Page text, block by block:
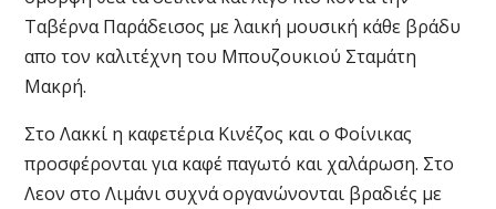
Ταβέρνα Παράδεισος με λαική μουσική κάθε βράδυ
απο τον καλιτέχνη του Μπουζουκιού Σταμάτη
Μακρή.
Στο Λακκί η καφετέρια Κινέζος και ο Φοίνικας
προσφέρονται για καφέ παγωτό και χαλάρωση. Στο
Λεον στο Λιμάνι συχνά οργανώνονται βραδιές με